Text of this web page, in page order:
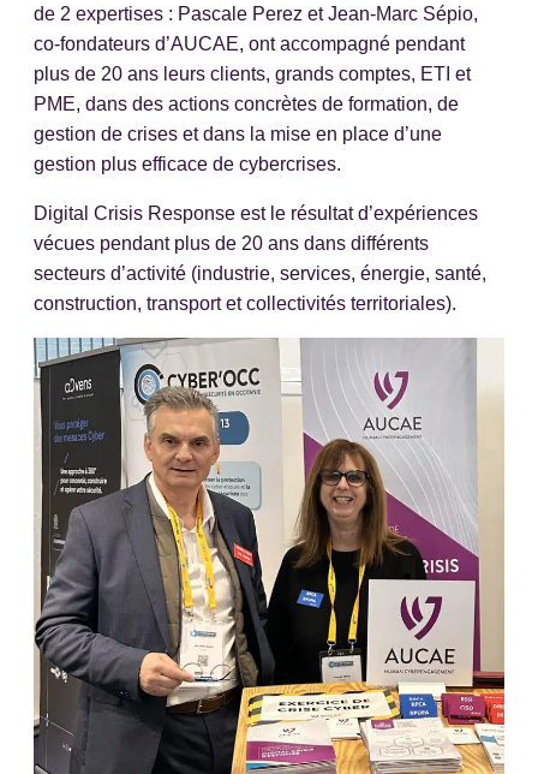
de 2 expertises : Pascale Perez et Jean-Marc Sépio,
co-fondateurs d’AUCAE, ont accompagné pendant
plus de 20 ans leurs clients, grands comptes, ETI et
PME, dans des actions concrètes de formation, de
gestion de crises et dans la mise en place d’une
gestion plus efficace de cybercrises.
Digital Crisis Response est le résultat d’expériences
vécues pendant plus de 20 ans dans différents
secteurs d’activité (industrie, services, énergie, santé,
construction, transport et collectivités territoriales).